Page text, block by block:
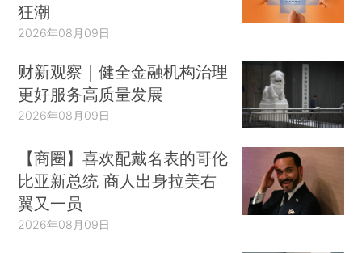
狂潮
2026年08月09日
财新观察｜健全金融机构治理
更好服务高质量发展
2026年08月09日
【商圈】喜欢配戴名表的哥伦
比亚新总统 商人出身拉美右
翼又一员
2026年08月09日